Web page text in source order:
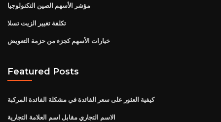
مؤشر الأسهم الصين التكنولوجيا
تكلفة تغيير الزيت تسلا
خيارات الأسهم كجزء من حزمة التعويض
Featured Posts
كيفية العثور على سعر الفائدة في مشكلة الفائدة المركبة
الاسم التجاري مقابل اسم العلامة التجارية